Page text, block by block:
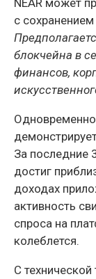
с
блокчейна в
финансов,
За последние
достиг
доходах
активность
спроса на
колеблется.
С технической